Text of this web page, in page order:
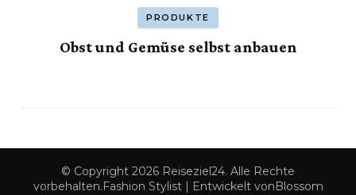
PRODUKTE
Obst und Gemüse selbst anbauen
© Copyright 2026 Reiseziel24. Alle Rechte
vorbehalten. Fashion Stylist | Entwickelt von Blossom